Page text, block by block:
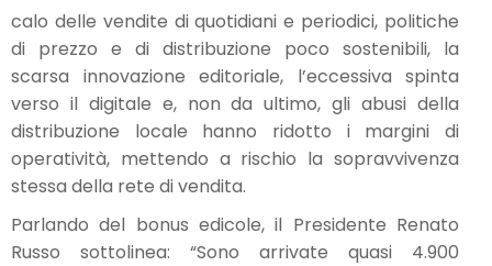
calo delle vendite di quotidiani e periodici, politiche
di prezzo e di distribuzione poco sostenibili, la
scarsa innovazione editoriale, l’eccessiva spinta
verso il digitale e, non da ultimo, gli abusi della
distribuzione locale hanno ridotto i margini di
operatività, mettendo a rischio la sopravvivenza
stessa della rete di vendita.
Parlando del bonus edicole, il Presidente Renato
Russo sottolinea: “Sono arrivate quasi 4.900